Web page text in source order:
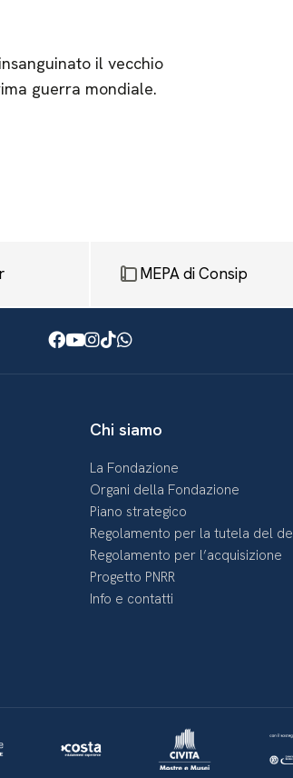
il vecchio
guerra mondiale.
MEPA di Consip
Facebook
Youtube
Instagram
TikTok
WhatsApp
Chi siamo
La Fondazione
Organi della Fondazione
Piano strategico
Regolamento per la tutela del
Regolamento per l’acquisizione
Progetto PNRR
Info e contatti